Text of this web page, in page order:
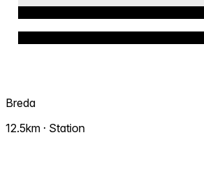
Breda
12.5km · Station